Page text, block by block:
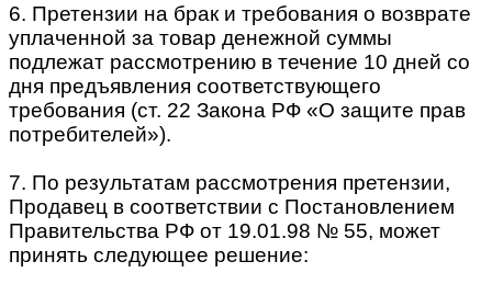
6. Претензии на брак и требования о возврате
уплаченной за товар денежной суммы
подлежат рассмотрению в течение 10 дней со
дня предъявления соответствующего
требования (ст. 22 Закона РФ «О защите прав
потребителей»).
7. По результатам рассмотрения претензии,
Продавец в соответствии с Постановлением
Правительства РФ от 19.01.98 № 55, может
принять следующее решение: